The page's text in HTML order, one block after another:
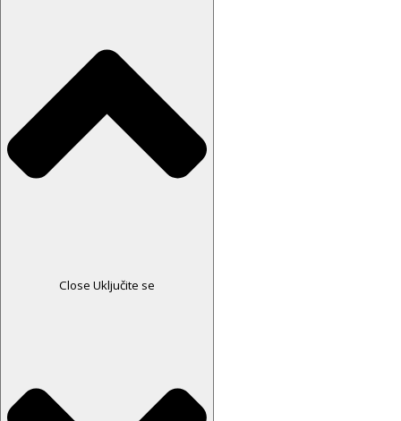
Close Uključite se